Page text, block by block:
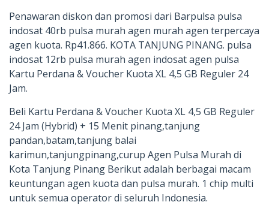
Penawaran diskon dan promosi dari Barpulsa pulsa
indosat 40rb pulsa murah agen murah agen terpercaya
agen kuota. Rp41.866. KOTA TANJUNG PINANG. pulsa
indosat 12rb pulsa murah agen indosat agen pulsa
Kartu Perdana & Voucher Kuota XL 4,5 GB Reguler 24
Jam.
Beli Kartu Perdana & Voucher Kuota XL 4,5 GB Reguler
24 Jam (Hybrid) + 15 Menit pinang,tanjung
pandan,batam,tanjung balai
karimun,tanjungpinang,curup Agen Pulsa Murah di
Kota Tanjung Pinang Berikut adalah berbagai macam
keuntungan agen kuota dan pulsa murah. 1 chip multi
untuk semua operator di seluruh Indonesia.